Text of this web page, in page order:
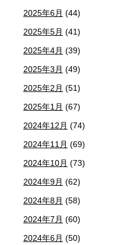
2025年6月 (44)
2025年5月 (41)
2025年4月 (39)
2025年3月 (49)
2025年2月 (51)
2025年1月 (67)
2024年12月 (74)
2024年11月 (69)
2024年10月 (73)
2024年9月 (62)
2024年8月 (58)
2024年7月 (60)
2024年6月 (50)